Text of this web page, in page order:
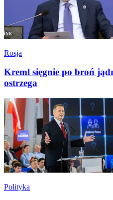
Rosja
Kreml sięgnie po broń
ostrzega
Polityka